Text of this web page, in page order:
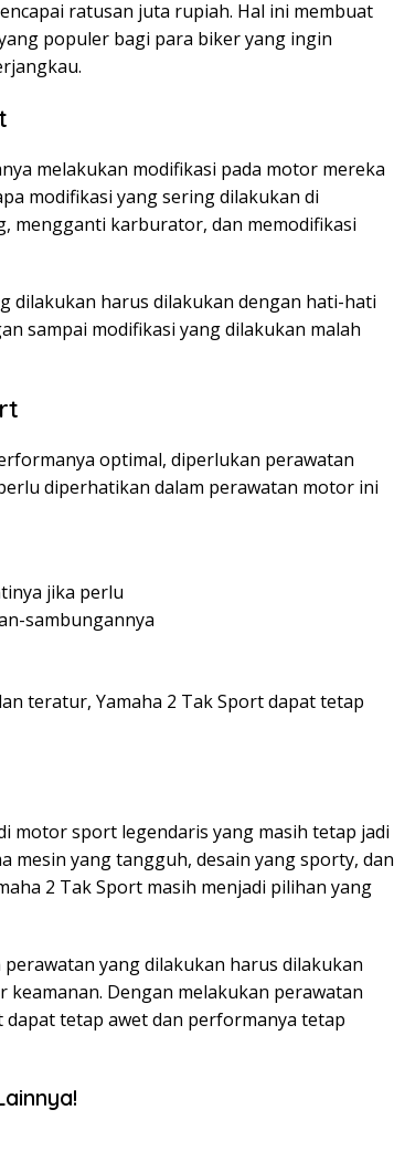
ratusan juta rupiah. Hal ini membuat
populer bagi para biker yang ingin
melakukan modifikasi pada motor mereka
modifikasi yang sering dilakukan di
mengganti karburator, dan memodifikasi
dilakukan harus dilakukan dengan hati-hati
sampai modifikasi yang dilakukan malah
optimal, diperlukan perawatan
diperhatikan dalam perawatan motor ini
jika perlu
sambungannya
teratur, Yamaha 2 Tak Sport dapat tetap
motor sport legendaris yang masih tetap jadi
mesin yang tangguh, desain yang sporty, dan
2 Tak Sport masih menjadi pilihan yang
yang dilakukan harus dilakukan
Dengan melakukan perawatan
tetap awet dan performanya tetap